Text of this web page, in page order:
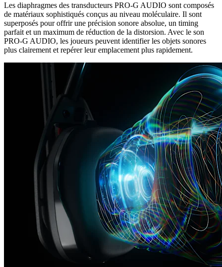
Les diaphragmes des transducteurs PRO-G AUDIO sont composés
de matériaux sophistiqués conçus au niveau moléculaire. Il sont
superposés pour offrir une précision sonore absolue, un timing
parfait et un maximum de réduction de la distorsion. Avec le son
PRO-G AUDIO, les joueurs peuvent identifier les objets sonores
plus clairement et repérer leur emplacement plus rapidement.